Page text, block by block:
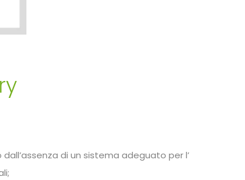
di un sistema adeguato per l’